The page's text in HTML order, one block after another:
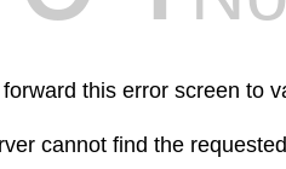
this error screen to
cannot find the